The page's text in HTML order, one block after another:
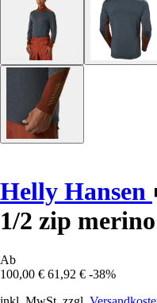
Helly Hansen
1/2 zip
Ab
100,00 € 61,92 € -38%